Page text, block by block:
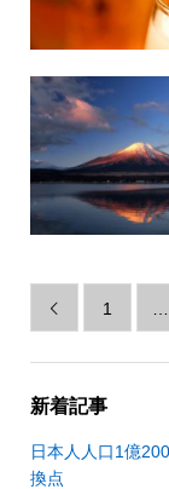
 1
新着記事
日本人人口1億
換点